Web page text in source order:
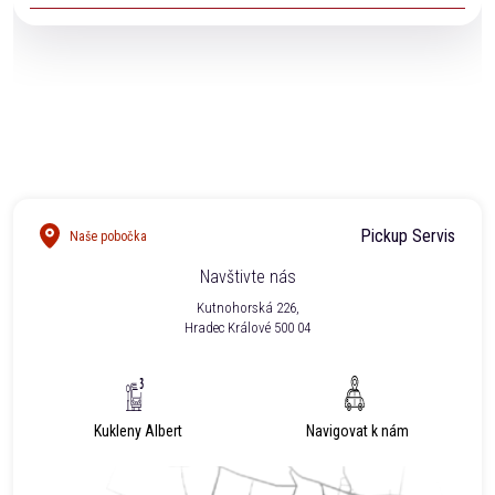
Naše pobočka
Pickup Servis
Navštivte nás
Kutnohorská 226,
Hradec Králové 500 04
Kukleny Albert Navigovat k nám